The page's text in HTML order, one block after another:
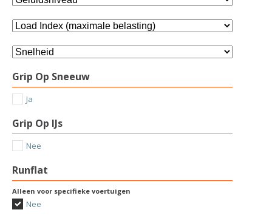
Grip Op Sneeuw
Ja
Grip Op IJs
Nee
Runflat
Alleen voor specifieke voertuigen
Nee